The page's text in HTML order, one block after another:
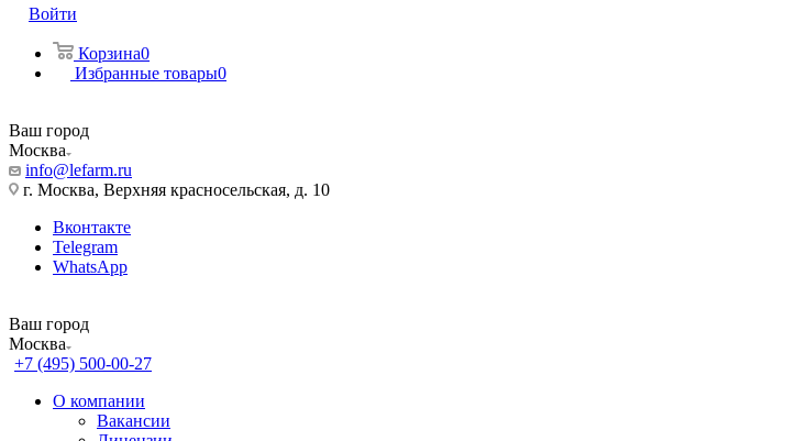
Войти
Корзина0
Избранные товары0
Ваш город
Москва
info@lefarm.ru
г. Москва, Верхняя красносельская, д. 10
Вконтакте
Telegram
WhatsApp
Ваш город
Москва
+7 (495) 500-00-27
О компании
Вакансии